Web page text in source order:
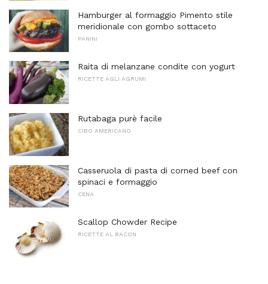
Hamburger al formaggio Pimento stile
meridionale con gombo sottaceto
PANINI
Raita di melanzane condite con yogurt
RICETTE AGLI AGRUMI
Rutabaga purè facile
CIBO AMERICANO
Casseruola di pasta di corned beef con
spinaci e formaggio
CENA
Scallop Chowder Recipe
RICETTE AL BACON